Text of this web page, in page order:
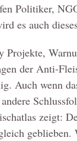
Politiker,
es auch
Projekte,
der Anti-
Auch wenn
zeigt:
geblieben.